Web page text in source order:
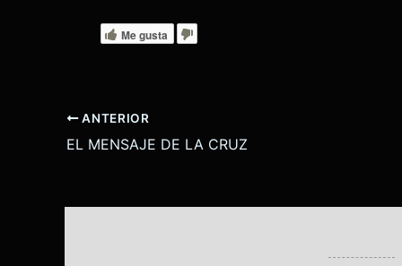
Me gusta
ANTERIOR
EL MENSAJE DE LA CRUZ